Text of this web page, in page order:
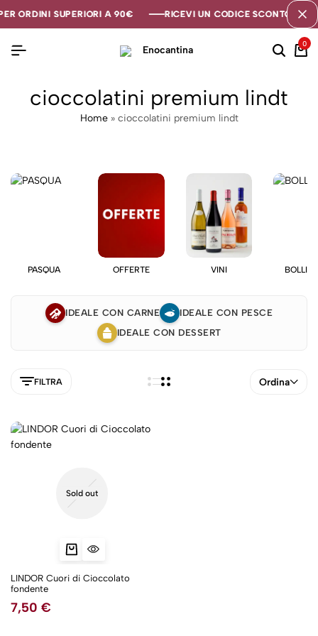
ORDINI SUPERIORI A 90€ RICEVI UN CODICE SCONTO DI
ORDINI SUPERIORI A 90€ RICEVI UN CODICE SCONTO DI
ORDINI SUPERIORI A 90€ RICEVI UN CODICE SCONTO DI
0
cioccolatini premium lindt
Home» cioccolatini premium lindt
PASQUA OFFERTE VINI
IDEALE CON CARNE
IDEALE CON PESCE
IDEALE CON DESSERT
FILTRA Ordina
Sold out
LINDOR Cuori di Cioccolato
fondente
7,50 €